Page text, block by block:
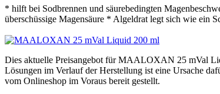
* hilft bei Sodbrennen und säurebedingten
überschüssige Magensäure * Algeldrat legt sich wie ein
Dies aktuelle Preisangebot für MAALOXAN 25 mVal
Lösungen im Verlauf der Herstellung ist eine Ursache
vom Onlineshop im Voraus bereit gestellt.